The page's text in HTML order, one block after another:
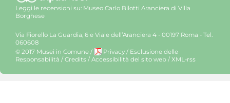
Leggi le recensioni su: Museo Carlo Bilotti Aranciera di Villa
Borghese
Via Fiorello La Guardia, 6 e Viale dell’Aranciera 4 - 00197 Roma - Tel.
060608
© 2017 Musei in Comune / Privacy / Esclusione delle
Responsabilità / Credits / Accessibilità del sito web / XML-rss